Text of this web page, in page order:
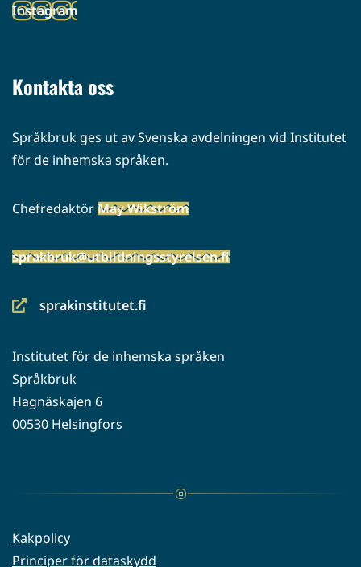
palveluun)
Instagram
(siirryt
Kontakta oss
Språkbruk ges ut av Svenska avdelningen vid Institutet
för de inhemska språken.
ChefredaktörMay Wikström
sprakbruk@utbildningsstyrelsen.fi
sprakinstitutet.fi
(siirryt
palveluun)
Institutet för de inhemska språken
Språkbruk
Hagnäskajen 6
00530 Helsingfors
Kakpolicy
Principer för dataskydd